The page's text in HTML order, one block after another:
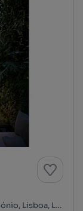
Rua das Taipas, Praça da Alegria, Santo António, Lisboa, Lisboa